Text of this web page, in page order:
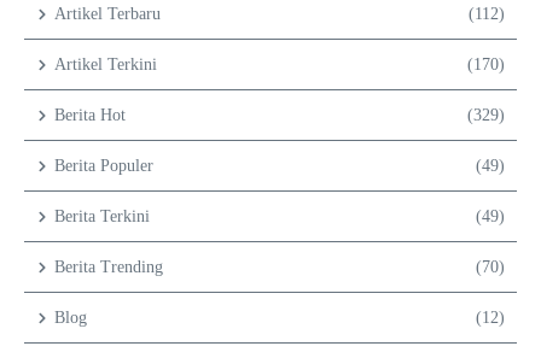
Artikel Terbaru (112)
Artikel Terkini (170)
Berita Hot (329)
Berita Populer (49)
Berita Terkini (49)
Berita Trending (70)
Blog (12)